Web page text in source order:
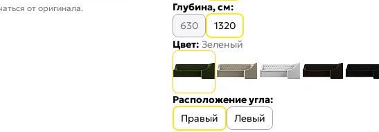
от оригинала.
Глубина, см:
630
1320
Цвет: Зеленый
Расположение угла:
Правый
Левый